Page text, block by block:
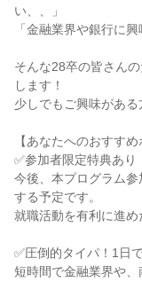
い、、」
「金融業界や銀行に興
そんな28卒の皆さん
します！
少しでもご興味がある
【あなたへのおすすめ
✅参加者限定特典あり
今後、本プログラム
する予定です。
就職活動を有利に進め
✅圧倒的タイパ！1日
短時間で金融業界や